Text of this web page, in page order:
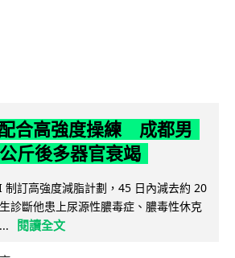
合高強度操練 成都男
斤後多器官衰竭
制訂高強度減脂計劃，45 日內減去約 20
診斷他患上尿源性膿毒症、膿毒性休克
閱讀全文